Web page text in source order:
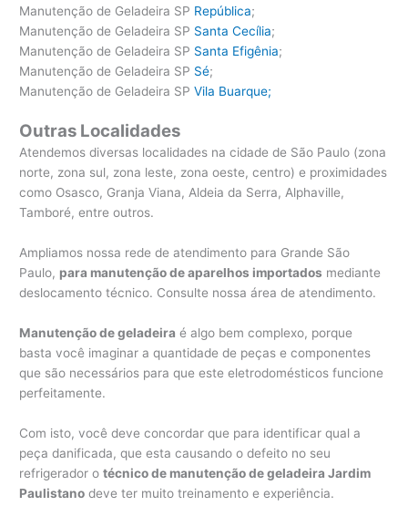
Manutenção de Geladeira SP República;
Manutenção de Geladeira SP Santa Cecília;
Manutenção de Geladeira SP Santa Efigênia;
Manutenção de Geladeira SP Sé;
Manutenção de Geladeira SPVila Buarque;
Outras Localidades
Atendemos diversas localidades na cidade de São Paulo (zona
norte, zona sul, zona leste, zona oeste, centro) e proximidades
como Osasco, Granja Viana, Aldeia da Serra, Alphaville,
Tamboré, entre outros.
Ampliamos nossa rede de atendimento para Grande São
Paulo, para manutenção de aparelhos importados mediante
deslocamento técnico. Consulte nossa área de atendimento.
Manutenção de geladeira é algo bem complexo, porque
basta você imaginar a quantidade de peças e componentes
que são necessários para que este eletrodomésticos funcione
perfeitamente.
Com isto, você deve concordar que para identificar qual a
peça danificada, que esta causando o defeito no seu
refrigerador otécnico de manutenção de geladeira Jardim
Paulistano deve ter muito treinamento e experiência.